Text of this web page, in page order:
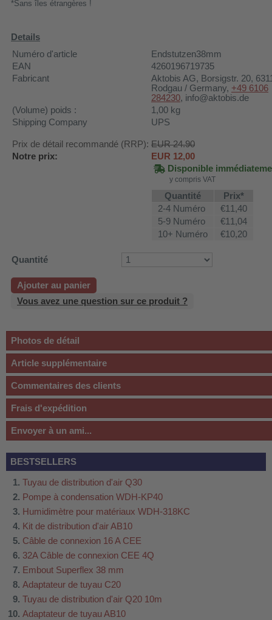
*Sans îles étrangères !
Details
Numéro d'article
Endstutzen38mm
EAN
4260196719735
Fabricant
Aktobis AG, Borsigstr. 20,
Rodgau / Germany, +49 6106
284230, info@aktobis.de
(Volume) poids :
1,00 kg
Shipping Company
UPS
Prix de détail recommandé (RRP): EUR 24.90
Notre prix:
EUR 12,00
Disponible
y compris VAT
Quantité
Prix*
2-4 Numéro
€11,40
5-9 Numéro
€11,04
10+ Numéro
€10,20
Quantité
Ajouter au panier
Vous avez une question sur ce produit ?
Photos de détail
Article supplémentaire
Commentaires des clients
Frais d'expédition
Envoyer à un ami...
BESTSELLERS
Tuyau de distribution d'air Q30
Pompe à condensation WDH-KP40
Humidimètre pour matériaux WDH-318KC
Kit de distribution d'air AB10
Câble de connexion 16 A CEE
32A Câble de connexion CEE 4Q
Embout Superflex 38 mm
Adaptateur de tuyau C20
Tuyau de distribution d'air Q20 10m
Adaptateur de tuyau AB10